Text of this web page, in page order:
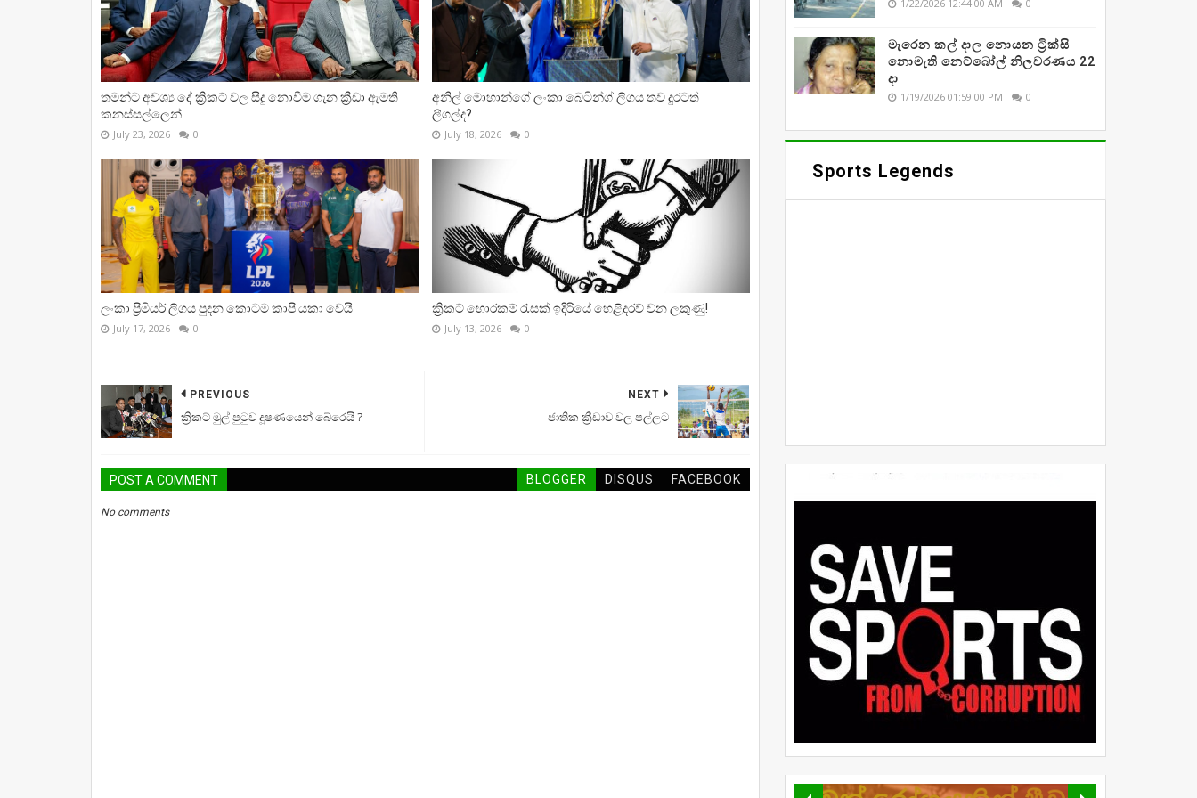
තමන්ට අවශ්‍ය දේ ක්‍රිකට් වල සිදු නොවීම ගැන ක්‍රීඩා ඇමති
කනස්සල්ලෙන්
July 23, 2026 0
අනිල් මොහාන්ගේ ලංකා බෙටින්ග් ලීගය තව දුරටත්
ලීගල්ද?
July 18, 2026 0
ලංකා ප්‍රිමියර් ලීගය පුදන කොටම කාපි යකා වෙයි
July 17, 2026 0
ක්‍රිකට් හොරකම් රැසක් ඉදිරියේ හෙළිදරව් වන ලකුණු!
July 13, 2026 0
NEXT
ජාතික ක්‍රීඩාව වල පල්ලට
PREVIOUS
ක්‍රිකට් මුල් පුටුව දූෂණයෙන් බේරෙයි ?
POST A COMMENT BLOGGER DISQUS FACEBOOK
No comments
1/22/2026 12:44:00 AM 0
මැරෙන කල් දාල නොයන ට්‍රික්සි
නොමැති නෙට්බෝල් නිලවරණය 22
දා
1/19/2026 01:59:00 PM 0
Sports Legends